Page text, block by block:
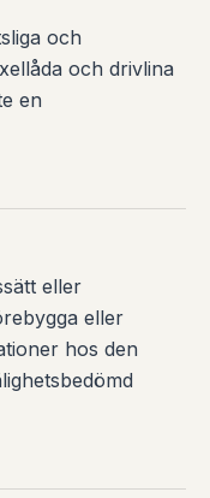
och
och drivlina
en
eller
eller
hos den